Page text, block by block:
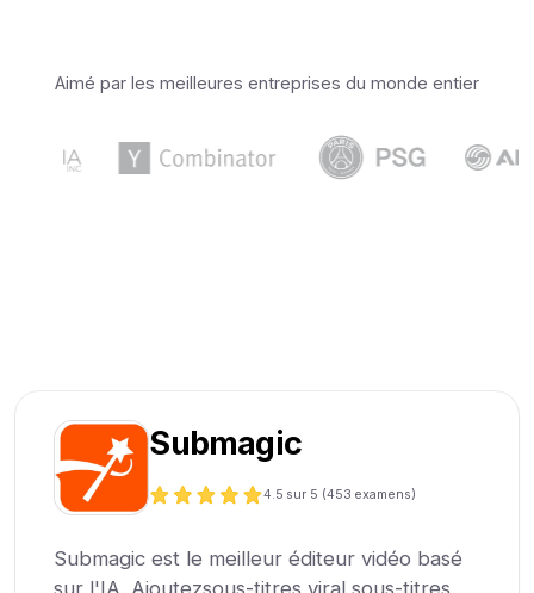
Aimé par les meilleures entreprises du monde entier
Submagic
4.5 sur 5 (453 examens)
Submagic est le meilleur éditeur vidéo basé